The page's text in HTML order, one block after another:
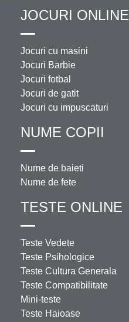
JOCURI ONLINE
Jocuri cu masini
Jocuri Barbie
Jocuri fotbal
Jocuri de gatit
Jocuri cu impuscaturi
NUME COPII
Nume de baieti
Nume de fete
TESTE ONLINE
Teste Vedete
Teste Psihologice
Teste Cultura Generala
Teste Compatibilitate
Mini-teste
Teste Haioase